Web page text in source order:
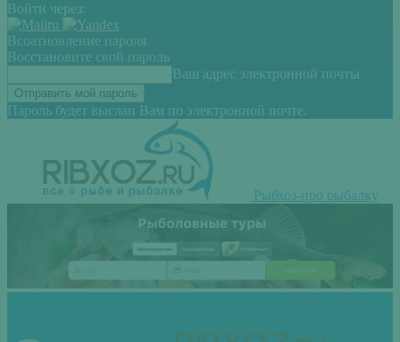
Войти через:
Всоатновление пароля
Восстановите свой пароль
Ваш адрес электронной почты
Пароль будет выслан Вам по электронной почте.
Рыбхоз-про рыбалку